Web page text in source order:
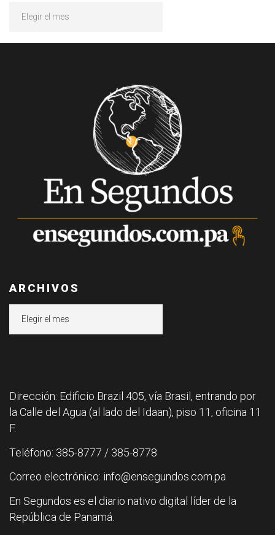
ARCHIVOS
Dirección: Edificio Brazil 405, vía Brasil, entrando por
la Calle del Agua (al lado del Idaan), piso 11, oficina 11
F.
Teléfono: 385-8777 / 385-8778
Correo electrónico: info@ensegundos.com.pa
En Segundos es el diario nativo digital líder de la
República de Panamá.